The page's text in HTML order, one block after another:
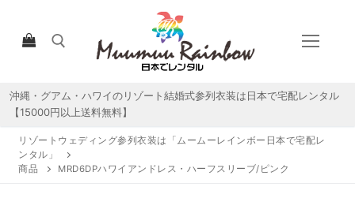
ツ
検索:
沖縄・グアム・ハワイのリゾート結婚式参列衣装は日本で宅配レンタル
【15000円以上送料無料】
リゾートウェディング参列衣装は「ムームーレインボー日本で宅配レ
ンタル」
商品
MRD6DPハワイアンドレス・ハーフスリーブ/ピンク